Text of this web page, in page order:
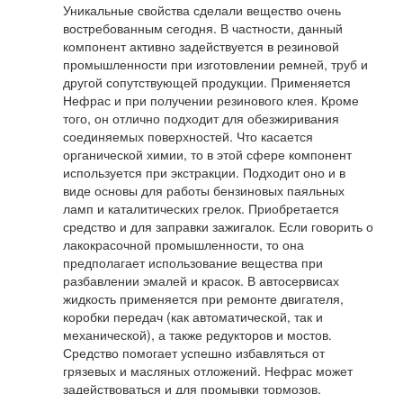
Уникальные свойства сделали вещество очень
востребованным сегодня. В частности, данный
компонент активно задействуется в резиновой
промышленности при изготовлении ремней, труб и
другой сопутствующей продукции. Применяется
Нефрас и при получении резинового клея. Кроме
того, он отлично подходит для обезжиривания
соединяемых поверхностей. Что касается
органической химии, то в этой сфере компонент
используется при экстракции. Подходит оно и в
виде основы для работы бензиновых паяльных
ламп и каталитических грелок. Приобретается
средство и для заправки зажигалок. Если говорить о
лакокрасочной промышленности, то она
предполагает использование вещества при
разбавлении эмалей и красок. В автосервисах
жидкость применяется при ремонте двигателя,
коробки передач (как автоматической, так и
механической), а также редукторов и мостов.
Средство помогает успешно избавляться от
грязевых и масляных отложений. Нефрас может
задействоваться и для промывки тормозов,